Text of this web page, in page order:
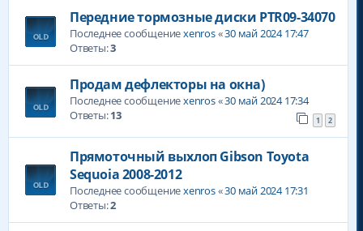
Передние тормозные диски PTR09-34070
Последнее сообщениеxenros«30 май 2024 17:47
Ответы:3
Продам дефлекторы на окна)
Последнее сообщениеxenros«30 май 2024 17:34
Ответы:13 1 2
Прямоточный выхлоп Gibson Toyota
Sequoia 2008-2012
Последнее сообщениеxenros«30 май 2024 17:31
Ответы:2